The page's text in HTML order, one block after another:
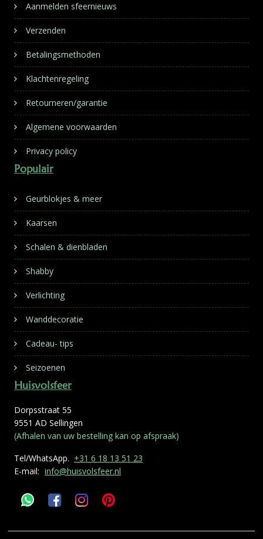
Aanmelden sfeernieuws
Verzenden
Betalingsmethoden
Klachtenregeling
Retourneren/garantie
Algemene voorwaarden
Privacy policy
Populair
Geurblokjes & meer
Kaarsen
Schalen & dienbladen
Shabby
Verlichting
Wanddecoratie
Cadeau- tips
Seizoenen
Huisvolsfeer
Dorpsstraat 55
9551 AD Sellingen
(Afhalen van uw bestelling kan op afspraak)
Tel/WhatsApp. +31 6 18 13 51 23
E-mail: info@huisvolsfeer.nl